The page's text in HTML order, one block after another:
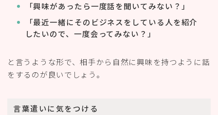
「興味があったら一度話を聞いてみない？」
「最近一緒にそのビジネスをしている人を紹介
したいので、一度会ってみない？」
と言うような形で、相手から自然に興味を持つように話
をするのが良いでしょう。
言葉遣いに気をつける